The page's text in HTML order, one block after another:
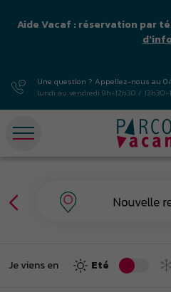
Aide Vacaf : réservation par
Une question ? Appellez-nous au
lundi au vendredi 9h-12h30 / 13h30-
Je viens en Eté